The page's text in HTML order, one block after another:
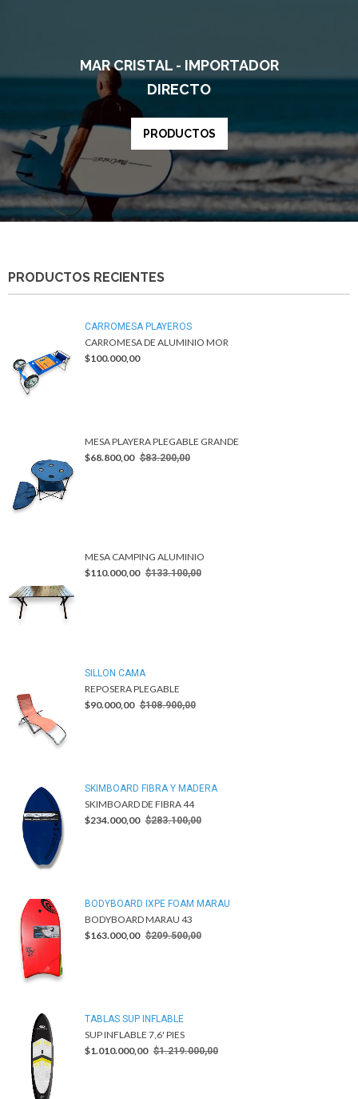
MAR CRISTAL - IMPORTADOR
DIRECTO
PRODUCTOS
PRODUCTOS RECIENTES
CARROMESA PLAYEROS
CARROMESA DE ALUMINIO MOR
$100.000,00
MESA PLAYERA PLEGABLE GRANDE
$68.800,00 $83.200,00
MESA CAMPING ALUMINIO
$110.000,00 $133.100,00
SILLON CAMA
REPOSERA PLEGABLE
$90.000,00 $108.900,00
SKIMBOARD FIBRA Y MADERA
SKIMBOARD DE FIBRA 44
$234.000,00 $283.100,00
BODYBOARD IXPE FOAM MARAU
BODYBOARD MARAU 43
$163.000,00 $209.500,00
TABLAS SUP INFLABLE
SUP INFLABLE 7,6' PIES
$1.010.000,00 $1.219.000,00